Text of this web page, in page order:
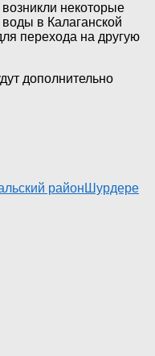
некоторые
в Калаганской
перехода на другую
дополнительно
районШурдере